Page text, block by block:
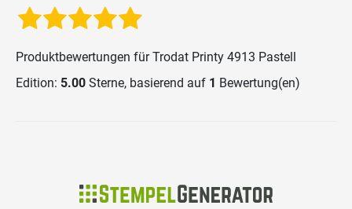
Produktbewertungen fürTrodat Printy 4913 Pastell
Edition: 5.00 Sterne, basierend auf 1 Bewertung(en)